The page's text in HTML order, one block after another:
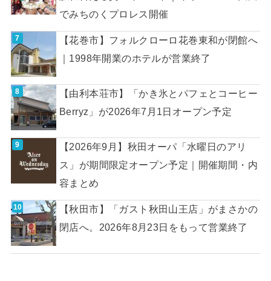
でみちのくプロレス開催
【花巻市】フォルクローロ花巻東和が閉館へ
｜1998年開業のホテルが営業終了
【由利本荘市】「かき氷とパフェとコーヒー
Berryz」が2026年7月1日オープン予定
【2026年9月】秋田オーパ「水曜日のアリ
ス」が期間限定オープン予定｜開催期間・内
容まとめ
【秋田市】「ガスト秋田山王店」がまさかの
閉店へ。2026年8月23日をもって営業終了